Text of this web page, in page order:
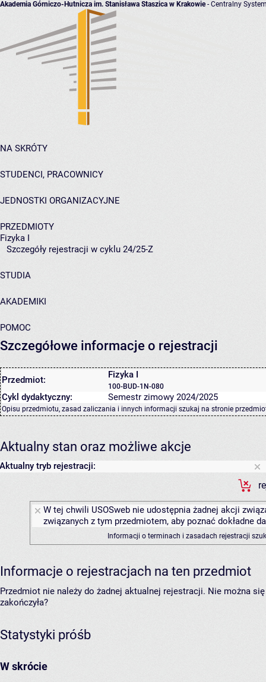
Akademia Górniczo-Hutnicza im. Stanisława Staszica w Krakowie- Centralny
NA SKRÓTY
STUDENCI, PRACOWNICY
JEDNOSTKI ORGANIZACYJNE
PRZEDMIOTY
Fizyka I
Szczegóły rejestracji w cyklu 24/25-Z
STUDIA
AKADEMIKI
POMOC
Szczegółowe informacje o rejestracji
Przedmiot: Fizyka I
100-BUD-1N-080
Cykl dydaktyczny: Semestr zimowy 2024/2025
Opisu przedmiotu, zasad zaliczania i innych informacji szukaj na stronie
Aktualny stan oraz możliwe akcje
Aktualny tryb rejestracji:
W tej chwili USOSweb nie udostępnia żadnej akcji
związanych z tym przedmiotem, aby poznać dokładne
Informacji o terminach i zasadach rejestracji
Informacje o rejestracjach na ten przedmiot
Przedmiot nie należy do żadnej aktualnej rejestracji. Nie można
zakończyła?
Statystyki próśb
W skrócie